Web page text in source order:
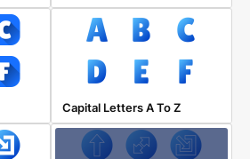
Capital Letters A To Z